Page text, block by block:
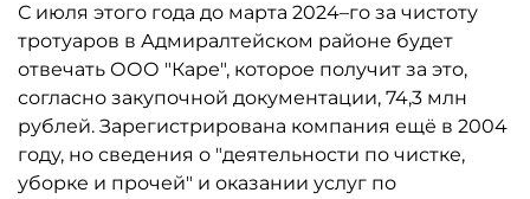
С июля этого года до марта 2024–го за чистоту
тротуаров в Адмиралтейском районе будет
отвечать ООО "Каре", которое получит за это,
согласно закупочной документации, 74,3 млн
рублей. Зарегистрирована компания ещё в 2004
году, но сведения о "деятельности по чистке,
уборке и прочей" и оказании услуг по